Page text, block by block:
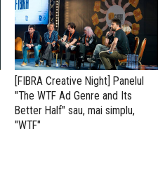
[FIBRA Creative Night] Panelul
"The WTF Ad Genre and Its
Better Half" sau, mai simplu,
"WTF"